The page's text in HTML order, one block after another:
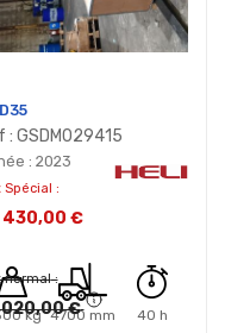
: GSDM029415
: 2023
Spécial
430,00 €
normal
020,00 €
kg 4700 mm 40 h